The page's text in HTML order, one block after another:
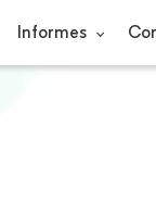
Informes